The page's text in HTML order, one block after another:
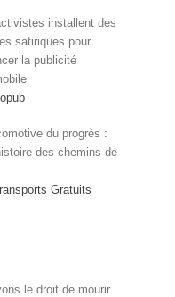
installent des
satiriques pour
la publicité
du progrès :
des chemins de
Gratuits
le droit de mourir